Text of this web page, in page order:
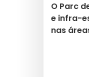
O Parc
e infra-
nas